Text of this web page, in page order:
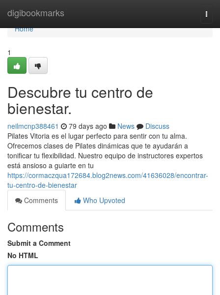
digibookmarks
Home
Home
1
Descubre tu centro de
bienestar.
neilmcnp388461 79 days ago News
Discuss
Pilates Vitoria es el lugar perfecto para sentir con tu alma.
Ofrecemos clases de Pilates dinámicas que te ayudarán a
tonificar tu flexibilidad. Nuestro equipo de instructores expertos
está ansioso a guiarte en tu
https://cormaczqua172684.blog2news.com/41636028/encontrar-
tu-centro-de-bienestar
Comments
Who Upvoted
Comments
Submit a Comment
No HTML